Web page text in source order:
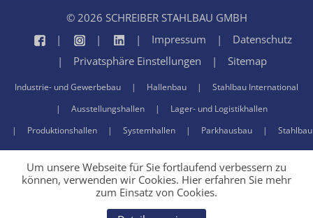
© 2026 SCHREIBER STAHLBAU GMBH
Impressum
Datenschutz
Privatsphäre Einstellungen
Sitemap
Industrie- und Gewerbebau Hallenbau
Stahlbau International
Ausstellungshallen
Lager- und Logistikhallen
Produktionshallen
Systemhallen Parkhausbau Stahlbau
Um unsere Webseite für Sie fortlaufend verbessern zu
können, verwenden wir Cookies. Hier erfahren Sie mehr
zum Einsatz von Cookies.